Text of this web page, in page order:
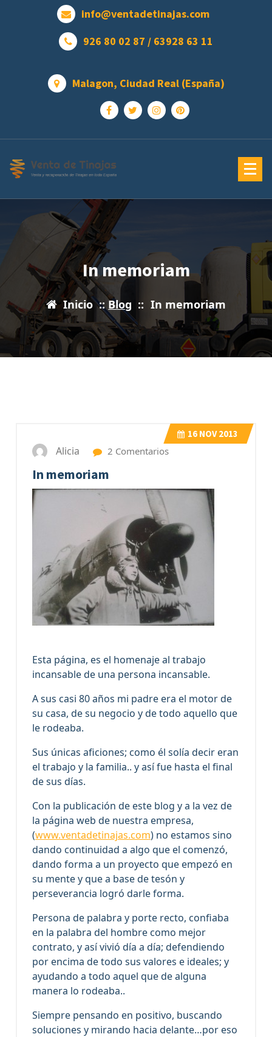
info@ventadetinajas.com
926 80 02 87 / 63928 63 11
Malagon, Ciudad Real (España)
In memoriam
Inicio :: Blog :: In memoriam
16 NOV 2013
Alicia 2 Comentarios
In memoriam
Esta página, es el homenaje al trabajo
incansable de una persona incansable.
A sus casi 80 años mi padre era el motor de
su casa, de su negocio y de todo aquello que
le rodeaba.
Sus únicas aficiones; como él solía decir eran
el trabajo y la familia.. y así fue hasta el final
de sus días.
Con la publicación de este blog y a la vez de
la página web de nuestra empresa,
(www.ventadetinajas.com) no estamos sino
dando continuidad a algo que el comenzó,
dando forma a un proyecto que empezó en
su mente y que a base de tesón y
perseverancia logró darle forma.
Persona de palabra y porte recto, confiaba
en la palabra del hombre como mejor
contrato, y así vivió día a día; defendiendo
por encima de todo sus valores e ideales; y
ayudando a todo aquel que de alguna
manera lo rodeaba..
Siempre pensando en positivo, buscando
soluciones y mirando hacia delante…por eso